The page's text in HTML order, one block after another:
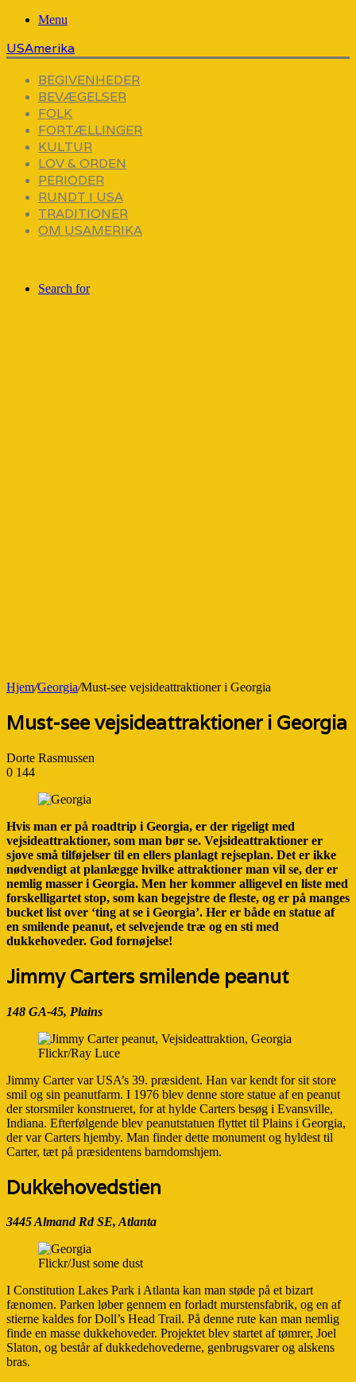
Menu
USAmerika
BEGIVENHEDER
BEVÆGELSER
FOLK
FORTÆLLINGER
KULTUR
LOV & ORDEN
PERIODER
RUNDT I USA
TRADITIONER
OM USAMERIKA
Search for
Hjem/Georgia/Must-see vejsideattraktioner i Georgia
Must-see vejsideattraktioner i Georgia
Dorte Rasmussen
0 144
Hvis man er på roadtrip i Georgia, er der rigeligt med
vejsideattraktioner, som man bør se. Vejsideattraktioner er
sjove små tilføjelser til en ellers planlagt rejseplan. Det er ikke
nødvendigt at planlægge hvilke attraktioner man vil se, der er
nemlig masser i Georgia. Men her kommer alligevel en liste med
forskelligartet stop, som kan begejstre de fleste, og er på manges
bucket list over ‘ting at se i Georgia’. Her er både en statue af
en smilende peanut, et selvejende træ og en sti med
dukkehoveder. God fornøjelse!
Jimmy Carters smilende peanut
148 GA-45, Plains
Flickr/Ray Luce
Jimmy Carter var USA’s 39. præsident. Han var kendt for sit store
smil og sin peanutfarm. I 1976 blev denne store statue af en peanut
der storsmiler konstrueret, for at hylde Carters besøg i Evansville,
Indiana. Efterfølgende blev peanutstatuen flyttet til Plains i Georgia,
der var Carters hjemby. Man finder dette monument og hyldest til
Carter, tæt på præsidentens barndomshjem.
Dukkehovedstien
3445 Almand Rd SE, Atlanta
Flickr/Just some dust
I Constitution Lakes Park i Atlanta kan man støde på et bizart
fænomen. Parken løber gennem en forladt murstensfabrik, og en af
stierne kaldes for Doll’s Head Trail. På denne rute kan man nemlig
finde en masse dukkehoveder. Projektet blev startet af tømrer, Joel
Slaton, og består af dukkedehovederne, genbrugsvarer og alskens
bras.